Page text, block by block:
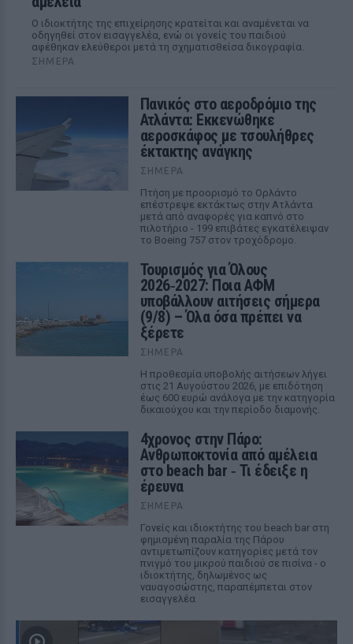
Ο ιδιοκτήτης της επιχείρησης κρατείται και αναμένεται να
οδηγηθεί στον εισαγγελέα, ενώ οι γονείς του παιδιού
αφέθηκαν ελεύθεροι μετά τη σχηματισθείσα δικογραφία.
ΣΉΜΕΡΑ
Πανικός στο αεροδρόμιο της
Ατλάντα: Εκκενώθηκε
αεροσκάφος με τσουλήθρες
έκτακτης ανάγκης
ΣΉΜΕΡΑ
Πτήση με προορισμό το Ορλάντο
επέστρεψε εκτάκτως στην Ατλάντα
μετά από αναφορές για καπνό στο
πιλοτήριο - 199 επιβάτες εγκατέλειψαν
το Boeing 757 στον τροχόδρομο.
Τουρισμός για Όλους
2026‑2027: Ποια ΑΦΜ
υποβάλλουν αιτήσεις σήμερα
(9/8) – Όλα όσα πρέπει να
ξέρετε
ΣΉΜΕΡΑ
Η προθεσμία υποβολής αιτήσεων λήγει
στις 21 Αυγούστου 2026, με επιδότηση
έως 600 ευρώ ανάλογα με την κατηγορία
δικαιούχου και την περίοδο διαμονής.
4χρονος στην Πάρο:
Ανθρωποκτονία από αμέλεια
στο beach bar ‑ Τι έδειξε η
έρευνα
ΣΉΜΕΡΑ
Γονείς και ιδιοκτήτης του beach bar στη
φημισμένη παραλία της Πάρου
αντιμετωπίζουν κατηγορίες μετά τον
πνιγμό του μικρού παιδιού σε πισίνα - ο
ιδιοκτήτης, δηλωμένος ως
ναυαγοσώστης, παραπέμπεται στον
εισαγγελέα